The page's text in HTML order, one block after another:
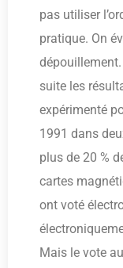
pas utiliser
pratique. On
suite les
expérimenté
1991 dans
plus de 20 %
cartes
ont voté
Mais le vote